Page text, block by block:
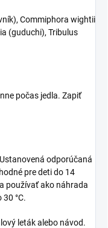
Commiphora wightii
(guduchi), Tribulus
počas jedla. Zapiť
odporúčaná
pre deti do 14
používať ako náhrada
°C.
leták alebo návod.